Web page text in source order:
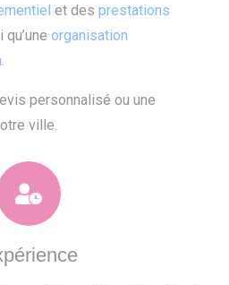
et des prestations
qu’une organisation
.
personnalisé ou une
ville.